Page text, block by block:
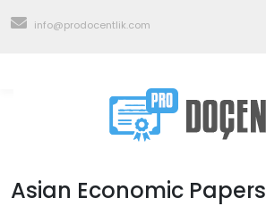
info@prodocentlik.com
Asian Economic Papers